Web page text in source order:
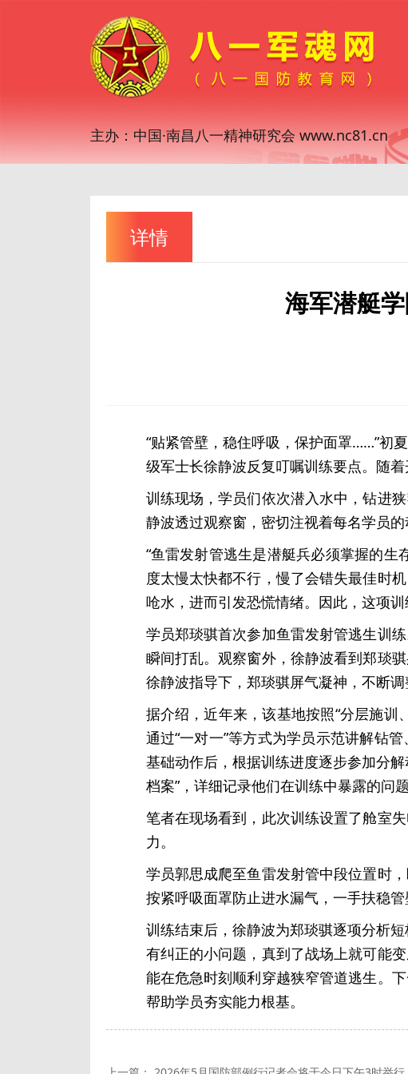
主办：中国·南昌八一精神研究会 www.nc81.cn
详情
海军潜艇
“贴紧管壁，稳住呼吸，保护面罩……”初
级军士长徐静波反复叮嘱训练要点。随
训练现场，学员们依次潜入水中，钻进
静波透过观察窗，密切注视着每名学员的
“鱼雷发射管逃生是潜艇兵必须掌握的
度太慢太快都不行，慢了会错失最佳时
呛水，进而引发恐慌情绪。因此，这项
学员郑琰骐首次参加鱼雷发射管逃生训
瞬间打乱。观察窗外，徐静波看到郑琰
徐静波指导下，郑琰骐屏气凝神，不断
据介绍，近年来，该基地按照“分层施
通过“一对一”等方式为学员示范讲解钻
基础动作后，根据训练进度逐步参加分
档案”，详细记录他们在训练中暴露的问
笔者在现场看到，此次训练设置了舱室
力。
学员郭思成爬至鱼雷发射管中段位置时
按紧呼吸面罩防止进水漏气，一手扶稳
训练结束后，徐静波为郑琰骐逐项分析
有纠正的小问题，真到了战场上就可能
能在危急时刻顺利穿越狭窄管道逃生。
帮助学员夯实能力根基。